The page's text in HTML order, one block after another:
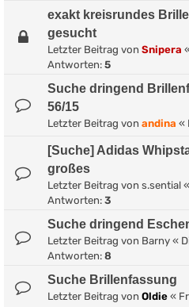
exakt kreisrundes
gesucht
Letzter Beitrag von Snipera
Antworten: 5
Suche dringend
56/15
Letzter Beitrag von andina «
[Suche] Adidas
großes
Letzter Beitrag von s.sential «
Antworten: 3
Suche dringend
Letzter Beitrag von Barny «
Antworten: 8
Suche Brillenfassung
Letzter Beitrag von Oldie «